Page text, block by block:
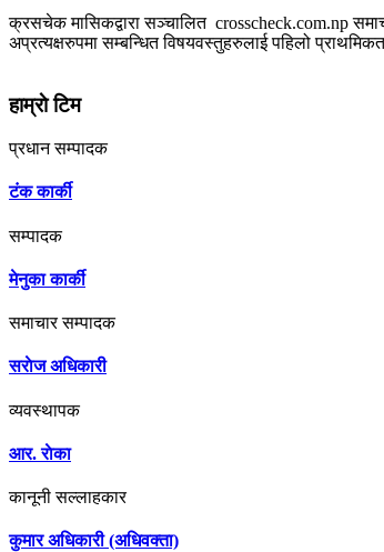
क्रसचेक मासिकद्वारा सञ्चालित crosscheck.com.np
अप्रत्यक्षरुपमा सम्बन्धित विषयवस्तुहरुलाई पहिलो
हाम्राे टिम
प्रधान सम्पादक
टंक कार्की
सम्पादक
मेनुका कार्की
समाचार सम्पादक
सराेज अधिकारी
व्यवस्थापक
आर. राेका
कानूनी सल्लाहकार
कुमार अधिकारी (अधिवक्ता)